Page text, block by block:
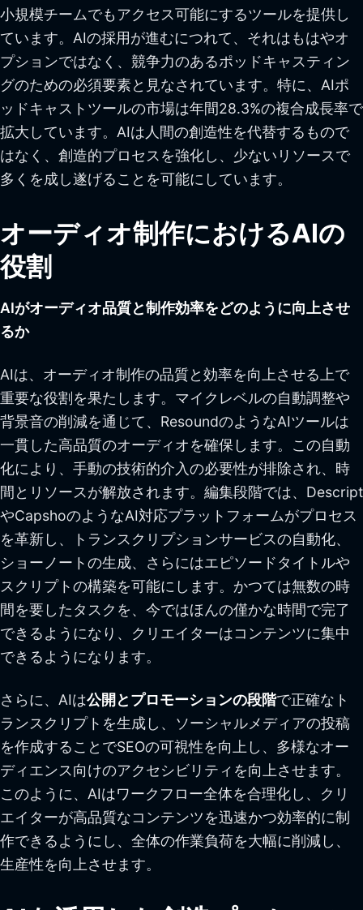
小規模チームでもアクセス可能にするツールを提供し
ています。AIの採用が進むにつれて、それはもはやオ
プションではなく、競争力のあるポッドキャスティン
グのための必須要素と見なされています。特に、AIポ
ッドキャストツールの市場は年間28.3%の複合成長率で
拡大しています。AIは人間の創造性を代替するもので
はなく、創造的プロセスを強化し、少ないリソースで
多くを成し遂げることを可能にしています。
オーディオ制作におけるAIの
役割
AIがオーディオ品質と制作効率をどのように向上させ
るか
AIは、オーディオ制作の品質と効率を向上させる上で
重要な役割を果たします。マイクレベルの自動調整や
背景音の削減を通じて、ResoundのようなAIツールは
一貫した高品質のオーディオを確保します。この自動
化により、手動の技術的介入の必要性が排除され、時
間とリソースが解放されます。編集段階では、Descript
やCapshoのようなAI対応プラットフォームがプロセス
を革新し、トランスクリプションサービスの自動化、
ショーノートの生成、さらにはエピソードタイトルや
スクリプトの構築を可能にします。かつては無数の時
間を要したタスクを、今ではほんの僅かな時間で完了
できるようになり、クリエイターはコンテンツに集中
できるようになります。
さらに、AIは公開とプロモーションの段階で正確なト
ランスクリプトを生成し、ソーシャルメディアの投稿
を作成することでSEOの可視性を向上し、多様なオー
ディエンス向けのアクセシビリティを向上させます。
このように、AIはワークフロー全体を合理化し、クリ
エイターが高品質なコンテンツを迅速かつ効率的に制
作できるようにし、全体の作業負荷を大幅に削減し、
生産性を向上させます。